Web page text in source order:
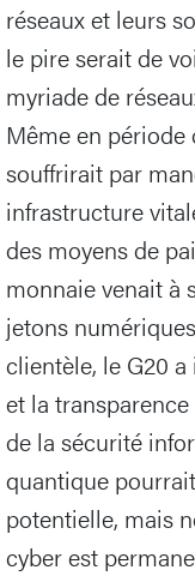
réseaux et leurs
le pire serait de
myriade de
Même en période
souffrirait par
infrastructure
des moyens de
monnaie venait à
jetons
clientèle, le G20
et la
de la sécurité
quantique
potentielle, mais
cyber est